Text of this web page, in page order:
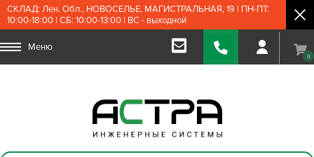
СКЛАД: Лен. Обл., НОВОСЕЛЬЕ, МАГИСТРАЛЬНАЯ, 19 | ПН-ПТ:
10:00-18:00 | СБ: 10:00-13:00 | ВС - выходной
Меню
0